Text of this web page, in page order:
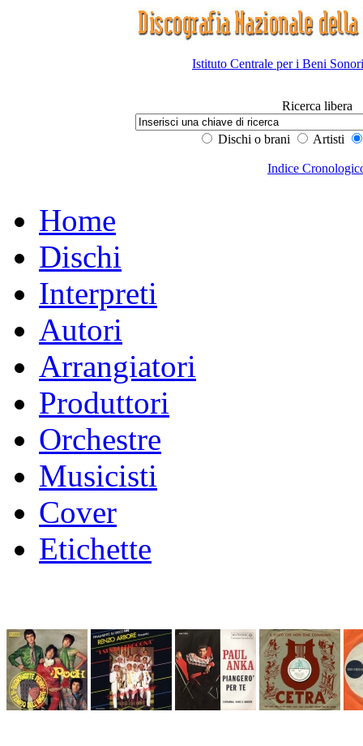
Istituto Centrale per i Beni
Ricerca libera
Dischi o brani Artisti
Indice
Home
Dischi
Interpreti
Autori
Arrangiatori
Produttori
Orchestre
Musicisti
Cover
Etichette